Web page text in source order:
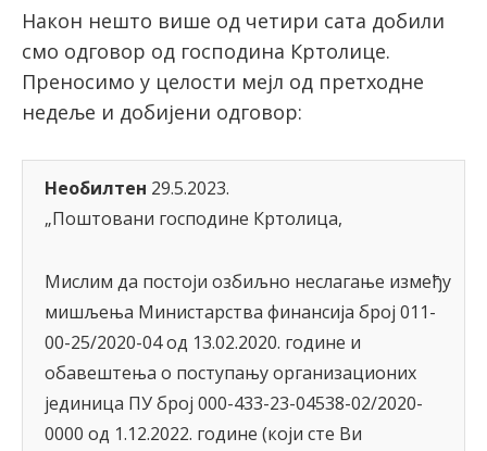
Након нешто више од четири сата добили
смо одговор од господина Кртолице.
Преносимо у целости мејл од претходне
недеље и добијени одговор:
Необилтен 29.5.2023.
„Поштовани господине Кртолица,
Мислим да постоји озбиљно неслагање између
мишљења Министарства финансија број 011-
00-25/2020-04 од 13.02.2020. године и
обавештења о поступању организационих
јединица ПУ број 000-433-23-04538-02/2020-
0000 од 1.12.2022. године (који сте Ви